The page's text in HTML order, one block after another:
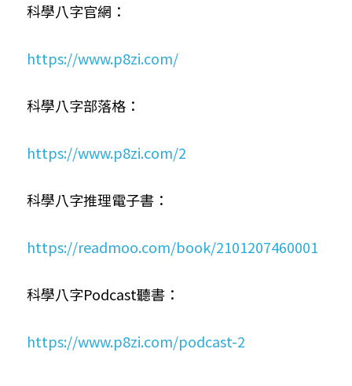
科學八字官網：
https://www.p8zi.com/
科學八字部落格：
https://www.p8zi.com/2
科學八字推理電子書：
https://readmoo.com/book/2101207460001
科學八字Podcast聽書：
https://www.p8zi.com/podcast-2